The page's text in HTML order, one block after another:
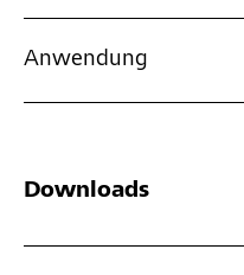
Anwendung
Downloads